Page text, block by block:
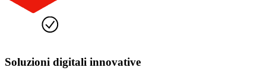
Soluzioni digitali innovative